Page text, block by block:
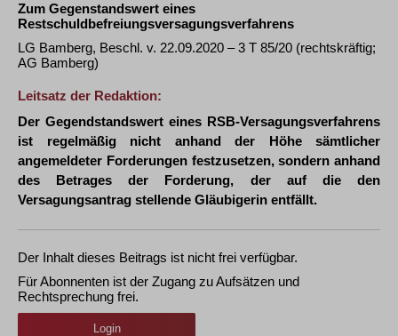
Zum Gegenstandswert eines
Restschuldbefreiungsversagungsverfahrens
LG Bamberg, Beschl. v. 22.09.2020 – 3 T 85/20 (rechtskräftig;
AG Bamberg)
Leitsatz der Redaktion:
Der Gegendstandswert eines RSB-Versagungsverfahrens
ist regelmäßig nicht anhand der Höhe sämtlicher
angemeldeter Forderungen festzusetzen, sondern anhand
des Betrages der Forderung, der auf die den
Versagungsantrag stellende Gläubigerin entfällt.
Der Inhalt dieses Beitrags ist nicht frei verfügbar.
Für Abonnenten ist der Zugang zu Aufsätzen und
Rechtsprechung frei.
Login